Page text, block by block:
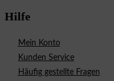
Hilfe
Mein Konto
Kunden Service
Häufig gestellte Fragen